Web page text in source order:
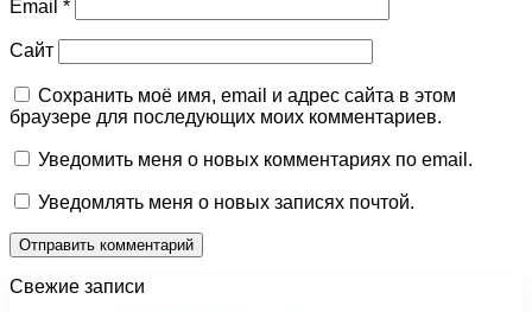
Email *
Сайт
Сохранить моё имя, email и адрес сайта в этом
браузере для последующих моих комментариев.
Уведомить меня о новых комментариях по email.
Уведомлять меня о новых записях почтой.
Свежие записи